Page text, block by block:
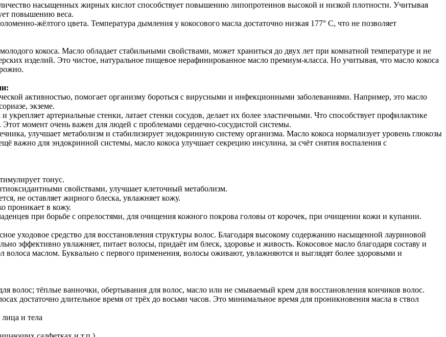
насыщенных жирных кислот способствует повышению липопротеинов высокой и низкой плотности. Учитывая
повышению веса.
жёлтого цвета. Температура дымления у кокосового масла достаточно низкая 177° C, что не позволяет
кокоса. Масло обладает стабильными свойствами, может храниться до двух лет при комнатной температуре и не
изделий. Это чистое, натуральное пищевое нерафинированное масло премиум-класса. Но учитывая, что масло кокоса
активностью, помогает организму бороться с вирусными и инфекционными заболеваниями. Например, это масло
экземе.
артериальные стенки, латает стенки сосудов, делает их более эластичными. Что способствует профилактике
момент очень важен для людей с проблемами сердечно-сосудистой системы.
улучшает метаболизм и стабилизирует эндокринную систему организма. Масло кокоса нормализует уровень глюкозы
важно для эндокринной системы, масло кокоса улучшает секрецию инсулина, за счёт снятия воспаления с
тонус.
свойствами, улучшает клеточный метаболизм.
не оставляет жирного блеска, увлажняет кожу.
проникает в кожу.
при борьбе с опрелостями, для очищения кожного покрова головы от корочек, при очищении кожи и купании.
уходовое средство для восстановления структуры волос. Благодаря высокому содержанию насыщенной лауриновой
эффективно увлажняет, питает волосы, придаёт им блеск, здоровье и живость. Кокосовое масло благодаря составу и
волоса маслом. Буквально с первого применения, волосы оживают, увлажняются и выглядят более здоровыми и
волос; тёплые ванночки, обертывания для волос, масло или не смываемый крем для восстановления кончиков волос.
достаточно длительное время от трёх до восьми часов. Это минимальное время для проникновения масла в ствол
и тела